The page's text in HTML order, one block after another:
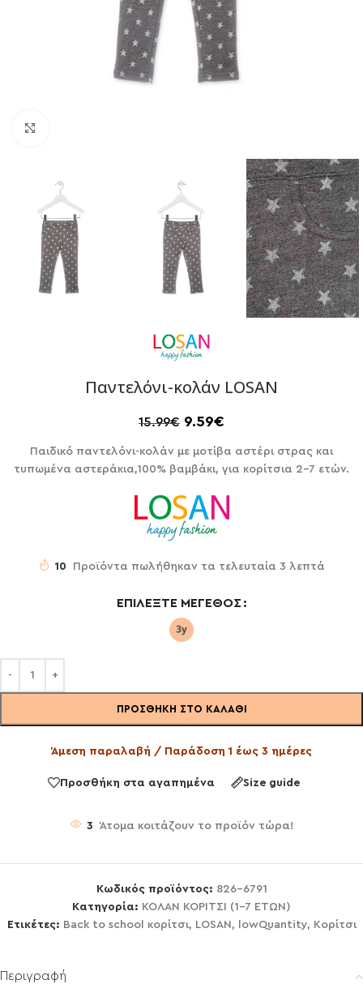
Παντελόνι-κολάν LOSAN
15.99€ 9.59€
Παιδικό παντελόνι-κολάν με μοτίβα αστέρι στρας και
τυπωμένα αστεράκια,100% βαμβάκι, για κορίτσια 2-7 ετών.
10 Προϊόντα πωλήθηκαν τα τελευταία 3 λεπτά
ΕΠΙΛΈΞΤΕ ΜΈΓΕΘΟΣ
ΠΡΟΣΘΉΚΗ ΣΤΟ ΚΑΛΆΘΙ
Άμεση παραλαβή / Παράδοση 1 έως 3 ημέρες
Προσθήκη στα αγαπημένα Size guide
3 Άτομα κοιτάζουν το προϊόν τώρα!
Κωδικός προϊόντος: 826-6791
Κατηγορία: ΚΟΛΑΝ ΚΟΡΙΤΣΙ (1-7 ΕΤΩΝ)
Ετικέτες: Back to school κορίτσι, LOSAN , lowQuantity, Κορίτσι
Περιγραφή